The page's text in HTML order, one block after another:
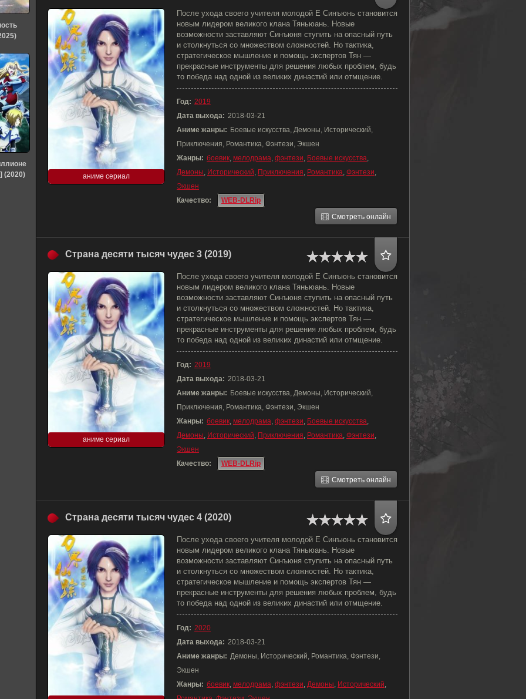
аниме сериал
После ухода своего учителя молодой Е Синъюнь становится
новым лидером великого клана Тяньюань. Новые
возможности заставляют Синъюня ступить на опасный путь
и столкнуться со множеством сложностей. Но тактика,
стратегическое мышление и помощь экспертов Тян —
прекрасные инструменты для решения любых проблем, будь
то победа над одной из великих династий или отмщение.
Год: 2019
Дата выхода: 2018-03-21
Аниме жанры: Боевые искусства, Демоны, Исторический,
Приключения, Романтика, Фэнтези, Экшен
Жанры: боевик, мелодрама, фэнтези, Боевые искусства,
Демоны, Исторический, Приключения, Романтика, Фэнтези,
Экшен
Качество:
WEB-DLRip
Смотреть онлайн
Страна десяти тысяч чудес 3 (2019)
аниме сериал
После ухода своего учителя молодой Е Синъюнь становится
новым лидером великого клана Тяньюань. Новые
возможности заставляют Синъюня ступить на опасный путь
и столкнуться со множеством сложностей. Но тактика,
стратегическое мышление и помощь экспертов Тян —
прекрасные инструменты для решения любых проблем, будь
то победа над одной из великих династий или отмщение.
Год: 2019
Дата выхода: 2018-03-21
Аниме жанры: Боевые искусства, Демоны, Исторический,
Приключения, Романтика, Фэнтези, Экшен
Жанры: боевик, мелодрама, фэнтези, Боевые искусства,
Демоны, Исторический, Приключения, Романтика, Фэнтези,
Экшен
Качество:
WEB-DLRip
Смотреть онлайн
Страна десяти тысяч чудес 4 (2020)
После ухода своего учителя молодой Е Синъюнь становится
новым лидером великого клана Тяньюань. Новые
возможности заставляют Синъюня ступить на опасный путь
и столкнуться со множеством сложностей. Но тактика,
стратегическое мышление и помощь экспертов Тян —
прекрасные инструменты для решения любых проблем, будь
то победа над одной из великих династий или отмщение.
Год: 2020
Дата выхода: 2018-03-21
Аниме жанры: Демоны, Исторический, Романтика, Фэнтези,
Экшен
Жанры: боевик, мелодрама, фэнтези, Демоны, Исторический,
(2020)